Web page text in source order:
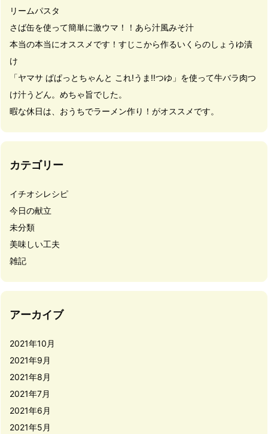
リームパスタ
さば缶を使って簡単に激ウマ！！あら汁風みそ汁
本当の本当にオススメです！すじこから作るいくらのしょうゆ漬
け
「ヤマサ ぱぱっとちゃんと これ!うま!!つゆ」を使って牛バラ肉つ
け汁うどん。めちゃ旨でした。
暇な休日は、おうちでラーメン作り！がオススメです。
カテゴリー
イチオシレシピ
今日の献立
未分類
美味しい工夫
雑記
アーカイブ
2021年10月
2021年9月
2021年8月
2021年7月
2021年6月
2021年5月